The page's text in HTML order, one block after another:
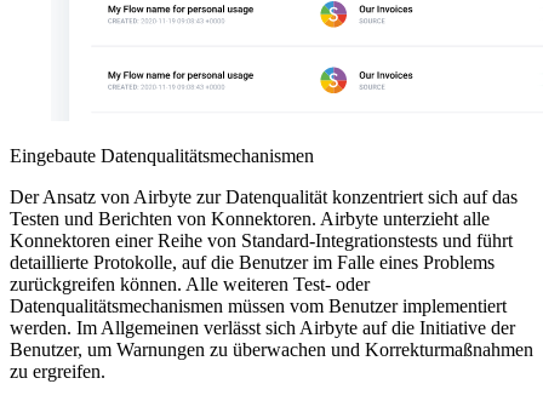
Eingebaute Datenqualitätsmechanismen
Der Ansatz von Airbyte zur Datenqualität konzentriert sich auf das
Testen und Berichten von Konnektoren. Airbyte unterzieht alle
Konnektoren einer Reihe von Standard-Integrationstests und führt
detaillierte Protokolle, auf die Benutzer im Falle eines Problems
zurückgreifen können. Alle weiteren Test- oder
Datenqualitätsmechanismen müssen vom Benutzer implementiert
werden. Im Allgemeinen verlässt sich Airbyte auf die Initiative der
Benutzer, um Warnungen zu überwachen und Korrekturmaßnahmen
zu ergreifen.